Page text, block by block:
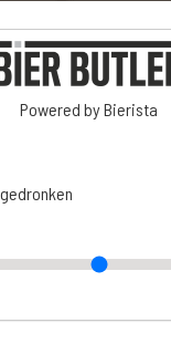
Powered by Bierista